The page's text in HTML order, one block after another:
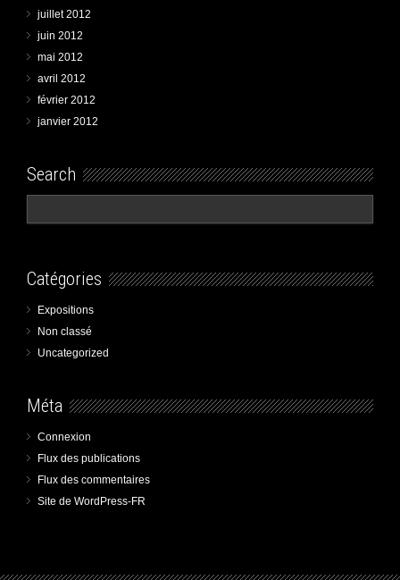
juillet 2012
juin 2012
mai 2012
avril 2012
février 2012
janvier 2012
Search
Catégories
Expositions
Non classé
Uncategorized
Méta
Connexion
Flux des publications
Flux des commentaires
Site de WordPress-FR